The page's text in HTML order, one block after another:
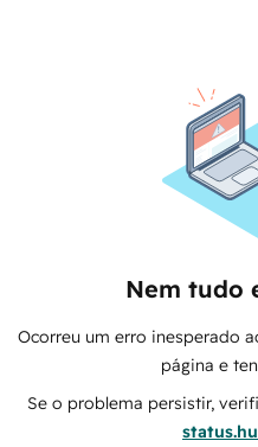
Nem tudo
Ocorreu um erro inesperado
página e
Se o problema persistir,